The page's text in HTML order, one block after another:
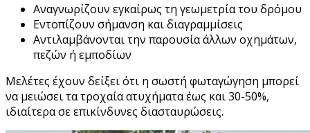
Αναγνωρίζουν εγκαίρως τη γεωμετρία του δρόμου
Εντοπίζουν σήμανση και διαγραμμίσεις
Αντιλαμβάνονται την παρουσία άλλων οχημάτων,
πεζών ή εμποδίων
Μελέτες έχουν δείξει ότι η σωστή φωταγώγηση μπορεί
να μειώσει τα τροχαία ατυχήματα έως και 30-50%,
ιδιαίτερα σε επικίνδυνες διασταυρώσεις.